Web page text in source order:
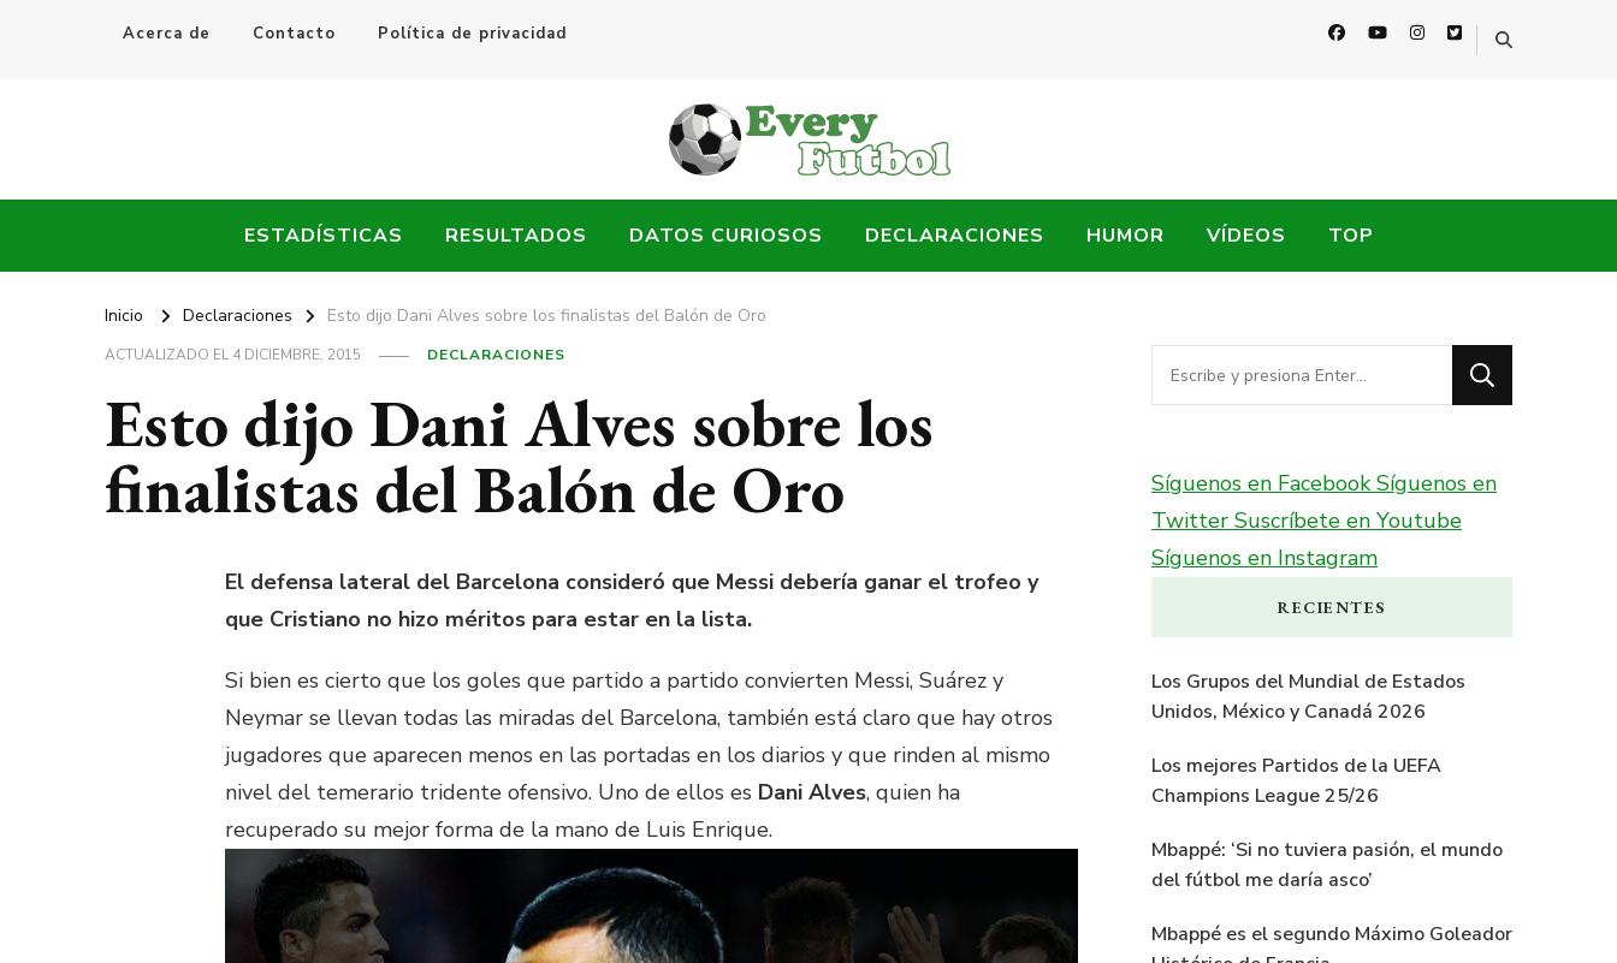
Acerca de Contacto Política de privacidad
Every Fútbol
ESTADÍSTICAS RESULTADOS DATOS CURIOSOS DECLARACIONES HUMOR VÍDEOS TOP
Inicio Declaraciones Esto dijo Dani Alves sobre los finalistas del Balón de Oro
ACTUALIZADO EL4 DICIEMBRE, 2015 DECLARACIONES
Esto dijo Dani Alves sobre los
finalistas del Balón de Oro
El defensa lateral del Barcelona consideró que Messi debería ganar el trofeo y
que Cristiano no hizo méritos para estar en la lista.
Si bien es cierto que los goles que partido a partido convierten Messi, Suárez y
Neymar se llevan todas las miradas del Barcelona, también está claro que hay otros
jugadores que aparecen menos en las portadas en los diarios y que rinden al mismo
nivel del temerario tridente ofensivo. Uno de ellos es Dani Alves, quien ha
recuperado su mejor forma de la mano de Luis Enrique.
¿Buscas
algo?
Síguenos en FacebookSíguenos en
Twitter Suscríbete en Youtube
Síguenos en Instagram
RECIENTES
Los Grupos del Mundial de Estados
Unidos, México y Canadá 2026
Los mejores Partidos de la UEFA
Champions League 25/26
Mbappé: ‘Si no tuviera pasión, el mundo
del fútbol me daría asco’
Mbappé es el segundo Máximo Goleador